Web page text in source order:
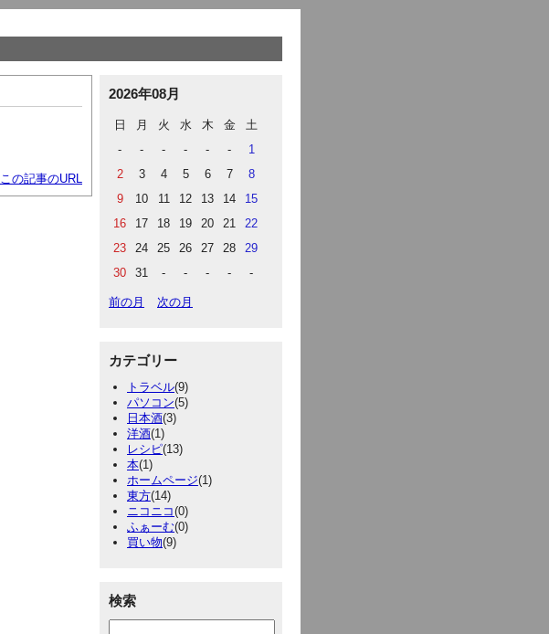
この記事のURL
2026年08月
日 月 火 水 木 金
土
-
- - - - -
1
2
3 4 5 6 7
8
9
10 11 12 13 14
15
16
17 18 19 20 21
22
23
24 25 26 27 28
29
30
31 - - - - -
前の月 次の月
カテゴリー
トラベル(9)
パソコン(5)
日本酒(3)
洋酒(1)
レシピ(13)
本(1)
ホームページ(1)
東方(14)
ニコニコ(0)
ふぁーむ(0)
買い物(9)
検索